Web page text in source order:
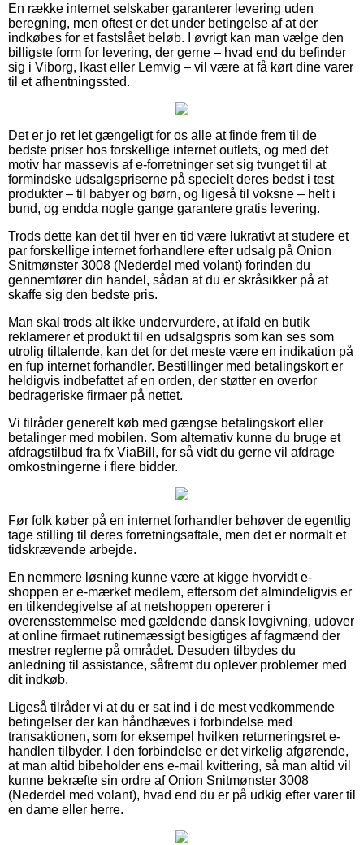
En række internet selskaber garanterer levering uden
beregning, men oftest er det under betingelse af at der
indkøbes for et fastslået beløb. I øvrigt kan man vælge den
billigste form for levering, der gerne – hvad end du befinder
sig i Viborg, Ikast eller Lemvig – vil være at få kørt dine varer
til et afhentningssted.
Det er jo ret let gængeligt for os alle at finde frem til de
bedste priser hos forskellige internet outlets, og med det
motiv har massevis af e-forretninger set sig tvunget til at
formindske udsalgspriserne på specielt deres bedst i test
produkter – til babyer og børn, og ligeså til voksne – helt i
bund, og endda nogle gange garantere gratis levering.
Trods dette kan det til hver en tid være lukrativt at studere et
par forskellige internet forhandlere efter udsalg på Onion
Snitmønster 3008 (Nederdel med volant) forinden du
gennemfører din handel, sådan at du er skråsikker på at
skaffe sig den bedste pris.
Man skal trods alt ikke undervurdere, at ifald en butik
reklamerer et produkt til en udsalgspris som kan ses som
utrolig tiltalende, kan det for det meste være en indikation på
en fup internet forhandler. Bestillinger med betalingskort er
heldigvis indbefattet af en orden, der støtter en overfor
bedrageriske firmaer på nettet.
Vi tilråder generelt køb med gængse betalingskort eller
betalinger med mobilen. Som alternativ kunne du bruge et
afdragstilbud fra fx ViaBill, for så vidt du gerne vil afdrage
omkostningerne i flere bidder.
Før folk køber på en internet forhandler behøver de egentlig
tage stilling til deres forretningsaftale, men det er normalt et
tidskrævende arbejde.
En nemmere løsning kunne være at kigge hvorvidt e-
shoppen er e-mærket medlem, eftersom det almindeligvis er
en tilkendegivelse af at netshoppen opererer i
overensstemmelse med gældende dansk lovgivning, udover
at online firmaet rutinemæssigt besigtiges af fagmænd der
mestrer reglerne på området. Desuden tilbydes du
anledning til assistance, såfremt du oplever problemer med
dit indkøb.
Ligeså tilråder vi at du er sat ind i de mest vedkommende
betingelser der kan håndhæves i forbindelse med
transaktionen, som for eksempel hvilken returneringsret e-
handlen tilbyder. I den forbindelse er det virkelig afgørende,
at man altid bibeholder ens e-mail kvittering, så man altid vil
kunne bekræfte sin ordre af Onion Snitmønster 3008
(Nederdel med volant), hvad end du er på udkig efter varer til
en dame eller herre.